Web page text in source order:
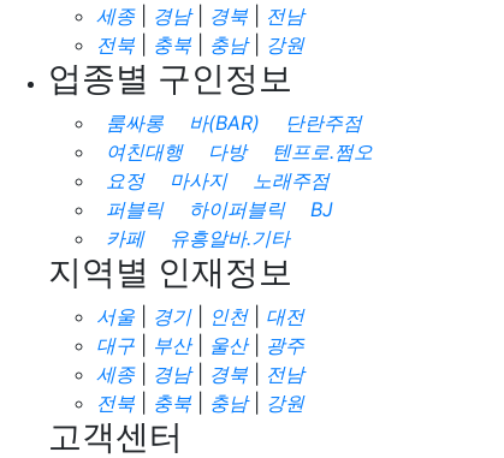
세종| 경남| 경북| 전남
전북| 충북| 충남| 강원
업종별 구인정보
룸싸롱 바(BAR)
단란주점
여친대행
다방
텐프로.쩜오
요정
마사지
노래주점
퍼블릭
하이퍼블릭
BJ
카페
유흥알바.기타
지역별 인재정보
서울 경기| 인천| 대전
대구
부산| 울산| 광주
세종| 경남| 경북| 전남
전북| 충북| 충남| 강원
고객센터